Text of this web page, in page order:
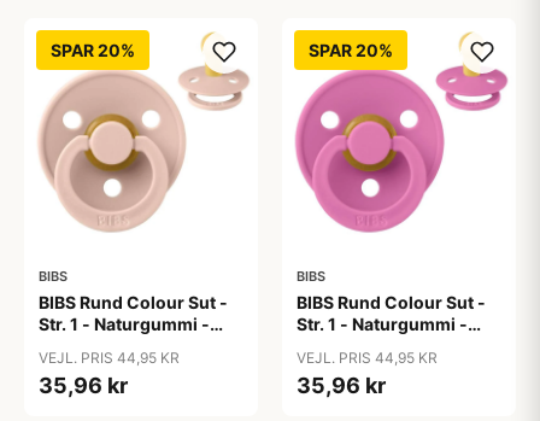
SPAR 20%
BIBS
BIBS Rund Colour Sut -
Str. 1 - Naturgummi -
VEJL. PRIS 44,95 KR
35,96 kr
SPAR 20%
BIBS
BIBS Rund Colour Sut -
Str. 1 - Naturgummi -
VEJL. PRIS 44,95 KR
35,96 kr